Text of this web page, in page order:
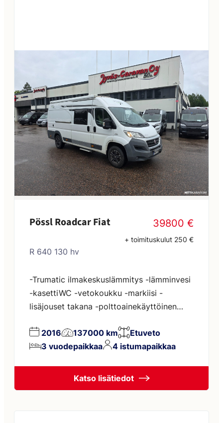
Pössl Roadcar Fiat 39800 €
+ toimituskulut 250 €
R 640 130 hv
-Trumatic ilmakeskuslämmitys -lämminvesi
-kasettiWC -vetokoukku -markiisi -
lisäjouset takana -polttoainekäyttöinen
moottorin lämmitin -sähköastin -invertteri -
ohjaamon ilmastointi -vakionopeuden
multimediasoitin -alumiinivanteet -viimeisin
2016 137000 km
Etuveto
3 vuodepaikkaa
4 istumapaikkaa
Katso lisätiedot